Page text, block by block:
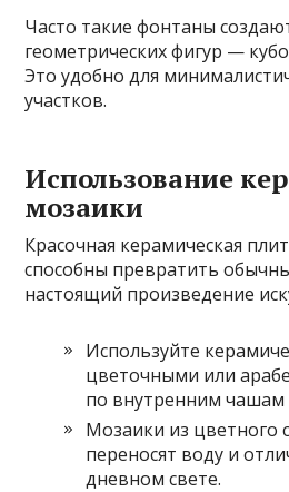
Часто такие фонтаны
геометрических фигур —
Это удобно для
участков.
Использование
мозаики
Красочная керамическая
способны превратить
настоящий произведение
Используйте
цветочными или
по внутренним чашам
Мозаики из цветного
переносят воду и
дневном свете.